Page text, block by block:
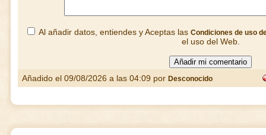
Al añadir datos, entiendes y Aceptas las Condiciones de uso
el uso del Web.
Añadido el 09/08/2026 a las 04:09 por Desconocido